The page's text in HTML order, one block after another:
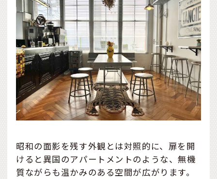
昭和の面影を残す外観とは対照的に、扉を開
けると異国のアパートメントのような、無機
質ながらも温かみのある空間が広がります。